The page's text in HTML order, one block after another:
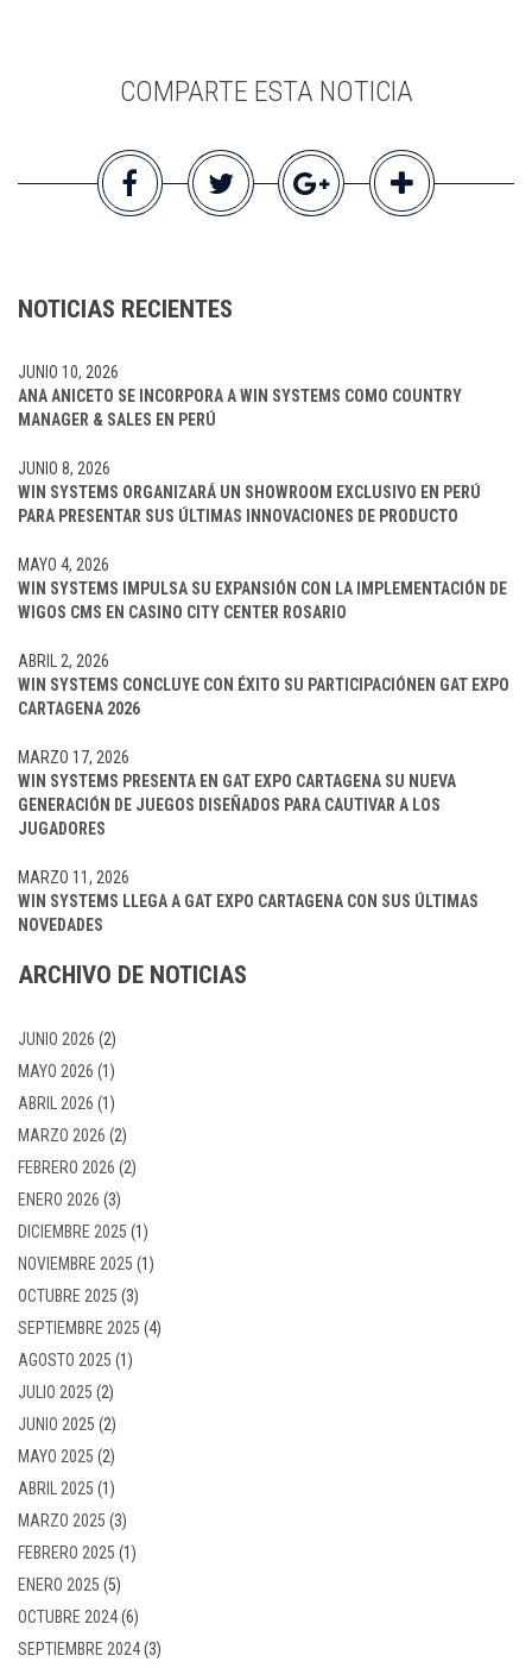
COMPARTE ESTA NOTICIA
NOTICIAS RECIENTES
ANA ANICETO SE INCORPORA A WIN SYSTEMS COMO COUNTRY
MANAGER & SALES EN PERÚ
JUNIO 10, 2026
WIN SYSTEMS ORGANIZARÁ UN SHOWROOM EXCLUSIVO EN PERÚ
PARA PRESENTAR SUS ÚLTIMAS INNOVACIONES DE PRODUCTO
JUNIO 8, 2026
WIN SYSTEMS IMPULSA SU EXPANSIÓN CON LA IMPLEMENTACIÓN DE
WIGOS CMS EN CASINO CITY CENTER ROSARIO
MAYO 4, 2026
WIN SYSTEMS CONCLUYE CON ÉXITO SU PARTICIPACIÓNEN GAT EXPO
CARTAGENA 2026
ABRIL 2, 2026
WIN SYSTEMS PRESENTA EN GAT EXPO CARTAGENA SU NUEVA
GENERACIÓN DE JUEGOS DISEÑADOS PARA CAUTIVAR A LOS
JUGADORES
MARZO 17, 2026
WIN SYSTEMS LLEGA A GAT EXPO CARTAGENA CON SUS ÚLTIMAS
NOVEDADES
MARZO 11, 2026
ARCHIVO DE NOTICIAS
JUNIO 2026 (2)
MAYO 2026 (1)
ABRIL 2026 (1)
MARZO 2026 (2)
FEBRERO 2026 (2)
ENERO 2026 (3)
DICIEMBRE 2025 (1)
NOVIEMBRE 2025 (1)
OCTUBRE 2025 (3)
SEPTIEMBRE 2025 (4)
AGOSTO 2025 (1)
JULIO 2025 (2)
JUNIO 2025 (2)
MAYO 2025 (2)
ABRIL 2025 (1)
MARZO 2025 (3)
FEBRERO 2025 (1)
ENERO 2025 (5)
OCTUBRE 2024(6)
SEPTIEMBRE 2024(3)